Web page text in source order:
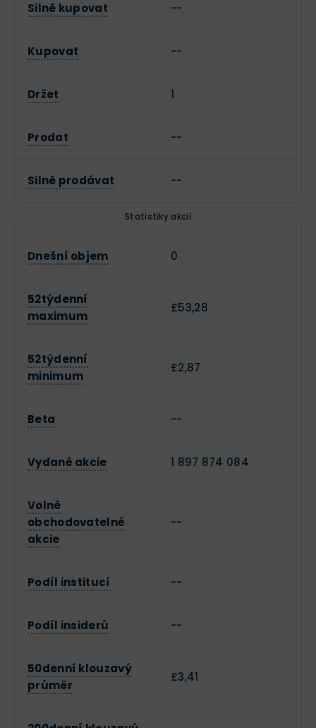
Silně kupovat --
Kupovat --
Držet 1
Prodat --
Silně prodávat --
Statistiky akcií
Dnešní objem 0
52týdenní
maximum
£53,28
52týdenní
minimum
£2,87
Beta --
Vydané akcie 1 897 874 084
Volně
obchodovatelné
akcie
--
Podíl institucí --
Podíl insiderů --
50denní klouzavý
průměr
£3,41